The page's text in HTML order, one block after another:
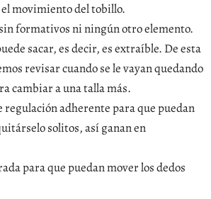
movimiento del tobillo.
formativos ni ningún otro elemento.
sacar, es decir, es extraíble. De esta
revisar cuando se le vayan quedando
cambiar a una talla más.
regulación adherente para que puedan
solitos, así ganan en
para que puedan mover los dedos